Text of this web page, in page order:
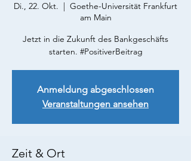
Di., 22. Okt.
  |
Goethe-Universität Frankfurt
am Main
Jetzt in die Zukunft des Bankgeschäfts
starten. #PositiverBeitrag
Anmeldung abgeschlossen
Veranstaltungen ansehen
Zeit & Ort